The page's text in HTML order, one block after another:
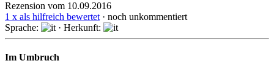
Rezension vom 10.09.2016
1 x als hilfreich bewertet · noch unkommentiert
Sprache:
· Herkunft:
Im Umbruch